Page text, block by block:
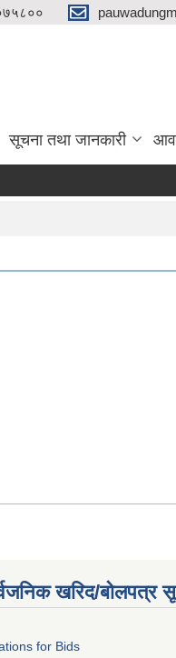
सूचना तथा जानकारी
खरिद/बोलपत्र
for Bids